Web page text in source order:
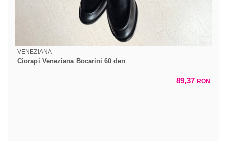
VENEZIANA
Ciorapi Veneziana Bocarini 60 den
89,37 RON